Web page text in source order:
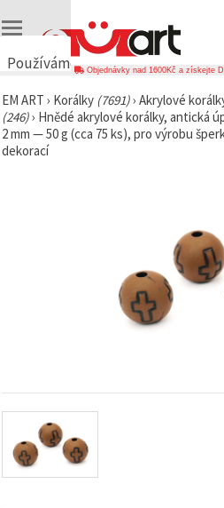
Používáme
🍪
Používáme
cookies a
podobné
relevantnější
reklamu, a
pomocí
našich
partnerů
Objednávky nad 1600Kč a získejte
EM ART › Korálky (7691)› Akrylové
(246)› Hnědé akrylové korálky, antická
2 mm — 50 g (cca 75 ks), pro výrobu
dekorací